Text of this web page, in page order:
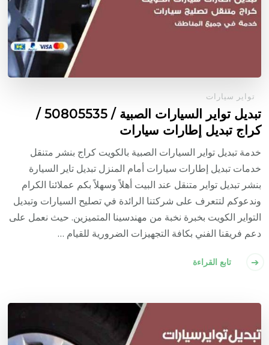
تواير سيارات
تبديل تواير السيارات الصبية / 50805535‬ /
كراج تبديل إطارات سيارات
خدمة تبديل تواير السيارات الصبية بالكويت كراج بنشر متنقل
خدمات تبديل إطارات سيارات أمام المنزل تبديل تاير السيارة
بنشر تبديل تواير متنقل عند البيت أهلاً وسهلاً بكم عملائنا الكرام
وندعوكم لتتعرف على شركتنا الرائدة في تصليح السيارات وتبديل
التواير الكويت بخبرة نخبة من مهندسينا المتميزين. حيث نعمل على
دعم فريقنا الفني بكافة التجهيزات الضرورية للقيام …
تابع القراءة